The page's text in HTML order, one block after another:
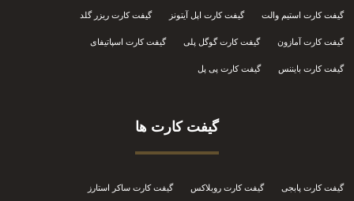
گیفت کارت استیم والت گیفت کارت اپل آیتونز گیفت کارت ریزر گلد
گیفت کارت آمازون گیفت کارت گوگل پلی گیفت کارت اسپاتیفای
گیفت کارت بایننس گیفت کارت پی پل
گیفت کارت ها
گیفت کارت پابجی گیفت کارت روبلاکس گیفت کارت ساکر استارز